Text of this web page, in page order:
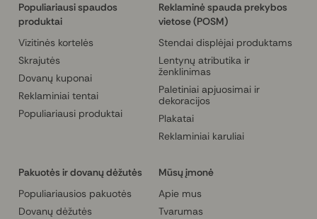
Populiariausi spaudos
produktai
Vizitinės kortelės
Skrajutės
Dovanų kuponai
Reklaminiai tentai
Populiariausi produktai
Reklaminė spauda prekybos
vietose (POSM)
Stendai displėjai produktams
Lentynų atributika ir
ženklinimas
Paletiniai apjuosimai ir
dekoracijos
Plakatai
Reklaminiai karuliai
Pakuotės ir dovanų dėžutės
Populiariausios pakuotės
Dovanų dėžutės
Mūsų įmonė
Apie mus
Tvarumas